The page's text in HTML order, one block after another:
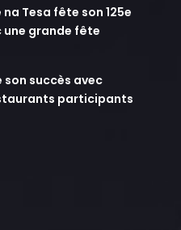
na Tesa fête son 125e
une grande fête
son succès avec
participants